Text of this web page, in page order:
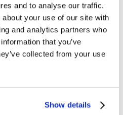
and to analyse our traffic.
your use of our site with
and analytics partners who
that you’ve
collected from your use
Show details
conoscere